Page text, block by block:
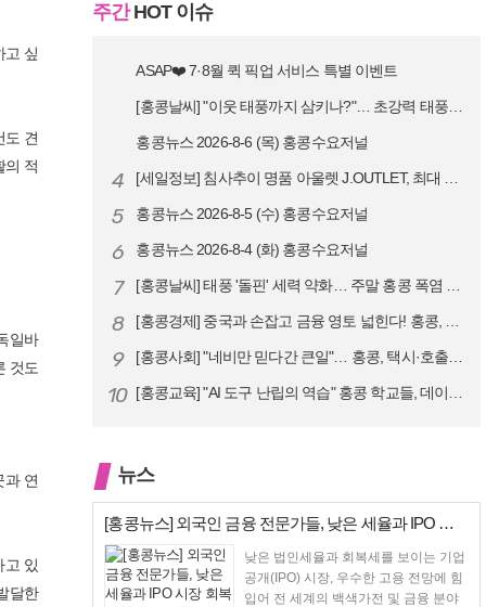
고 싶
도 견
의 적
일바
것도
과 연
고 있
달한
주간HOT 이슈
ASAP❤️ 7·8월 퀵 픽업 서비스 특별 이벤트
[홍콩날씨] "이웃 태풍까지 삼키나?"… 초강력 태풍 '돌핀' 세력 재확…
홍콩뉴스 2026-8-6 (목) 홍콩수요저널
4 [세일정보] 침사추이 명품 아울렛 J.OUTLET, 최대 90% 빅 세일…
5 홍콩뉴스 2026-8-5 (수) 홍콩수요저널
6 홍콩뉴스 2026-8-4 (화) 홍콩수요저널
7 [홍콩날씨] 태풍 '돌핀' 세력 약화… 주말 홍콩 폭염 예고
8 [홍콩경제] 중국과 손잡고 금융 영토 넓힌다! 홍콩, 10대 신규 정책 …
9 [홍콩사회] "네비만 믿다간 큰일"… 홍콩, 택시·호출차 통합 시험 도입…
10 [홍콩교육] "AI 도구 난립의 역습" 홍콩 학교들, 데이터 고립에 교육…
뉴스
[홍콩뉴스] 외국인 금융 전문가들, 낮은 세율과 IPO 시장 회복에 홍콩…
낮은 법인세율과 회복세를 보이는 기업
공개(IPO) 시장, 우수한 고용 전망에 힘
입어 전 세계의 백색가전 및 금융 분야